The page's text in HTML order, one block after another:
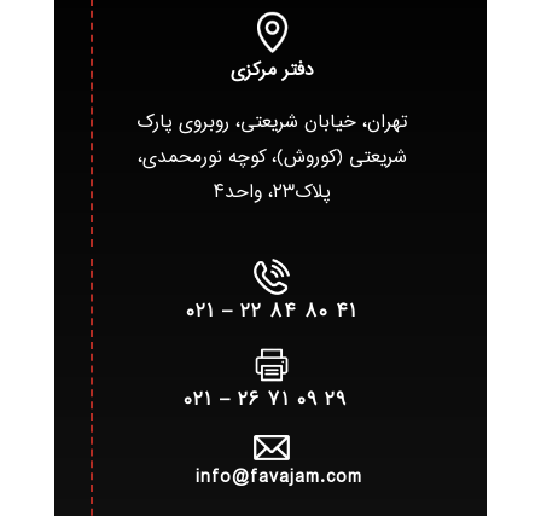
دفتر مرکزی
تهران، خیابان شریعتی، روبروی پارک
شریعتی (کوروش)، کوچه نورمحمدی،
پلاک۲۳، واحد۴
۴۱ ۸۰ ۸۴ ۲۲ – ۰۲۱
۲۹ ۰۹ ۷۱ ۲۶ – ۰۲۱
info@favajam.com